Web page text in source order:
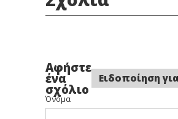
Αφήστε
ένα
σχόλιο
Ειδοποίηση
Όνομα